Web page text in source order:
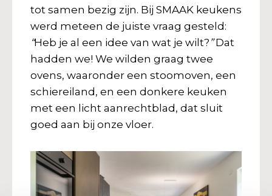
tot samen bezig zijn. Bij SMAAK keukens
werd meteen de juiste vraag gesteld:
“Heb je al een idee van wat je wilt? ”Dat
hadden we! We wilden graag twee
ovens, waaronder een stoomoven, een
schiereiland, en een donkere keuken
met een licht aanrechtblad, dat sluit
goed aan bij onze vloer.